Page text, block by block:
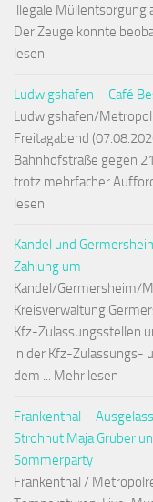
illegale Müllentsorgung
Der Zeuge konnte
lesen
Ludwigshafen – Café
Ludwigshafen/
Freitagabend
Bahnhofstraße gegen
trotz mehrfacher
lesen
Kandel und
Zahlung um
Kandel/Germersheim/
Kreisverwaltung
Kfz-Zulassungsstellen
in der Kfz-Zulassungs-
dem ... Mehr lesen
Frankenthal –
Strohhut Maja Gruber
Sommerparty
Frankenthal /